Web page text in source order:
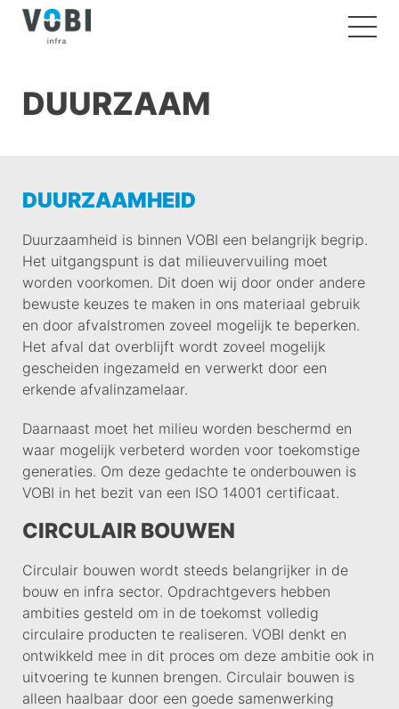
DUURZAAM
DUURZAAMHEID
Duurzaamheid is binnen VOBI een belangrijk begrip.
Het uitgangspunt is dat milieuvervuiling moet
worden voorkomen. Dit doen wij door onder andere
bewuste keuzes te maken in ons materiaal gebruik
en door afvalstromen zoveel mogelijk te beperken.
Het afval dat overblijft wordt zoveel mogelijk
gescheiden ingezameld en verwerkt door een
erkende afvalinzamelaar.
Daarnaast moet het milieu worden beschermd en
waar mogelijk verbeterd worden voor toekomstige
generaties. Om deze gedachte te onderbouwen is
VOBI in het bezit van een ISO 14001 certificaat.
CIRCULAIR BOUWEN
Circulair bouwen wordt steeds belangrijker in de
bouw en infra sector. Opdrachtgevers hebben
ambities gesteld om in de toekomst volledig
circulaire producten te realiseren. VOBI denkt en
ontwikkeld mee in dit proces om deze ambitie ook in
uitvoering te kunnen brengen. Circulair bouwen is
alleen haalbaar door een goede samenwerking